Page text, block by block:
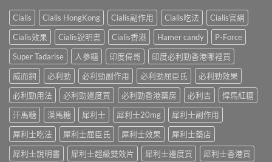
讀
的
正
確
用
法〉
副
作
用
與
增
效
指
南，
香
男
性
必
讀〉
期
比
較：
邊
款
先
合
「長
期
理」？〉
中
勃
好、
自
慰
硬、
唯
同
老
婆
硬
——
呢
類
Cialis Cialis HongKong Cialis副作用 Cialis吃法
Cialis官網
Cialis效果
Cialis說明書 Cialis香港 Hamer candy
P-Force
Super Tadarise
人參糖 印度偉哥
印度必利勁香港哪裡買
威而鋼
必利勁 必利勁副作用 必利勁屈臣氏
必利勁效果
必利勁用法
必利勁邊度買 必利勁香港藥房 必利吉
悍馬紅糖
汗馬糖
漢馬糖 犀利士 犀利士20mg
犀利士副作用
犀利士吃法
犀利士屈臣氏 犀利士效果
犀利士藥店
犀利士說明書
犀利士超級雙效片 犀利士邊度買 犀利士香港買